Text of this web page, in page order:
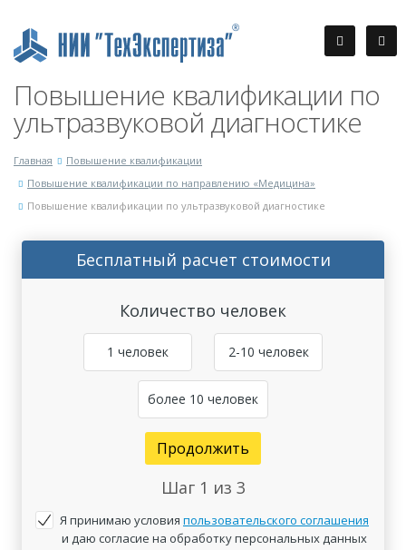
Повышение квалификации по
ультразвуковой диагностике
Главная
Повышение квалификации
Повышение квалификации по направлению «Медицина»
Повышение квалификации по ультразвуковой диагностике
Бесплатный расчет стоимости
Количество человек
1 человек 2-10 человек
более 10 человек
Продолжить
Шаг 1 из 3
Я принимаю условия пользовательского соглашения
и даю согласие на обработку персональных данных